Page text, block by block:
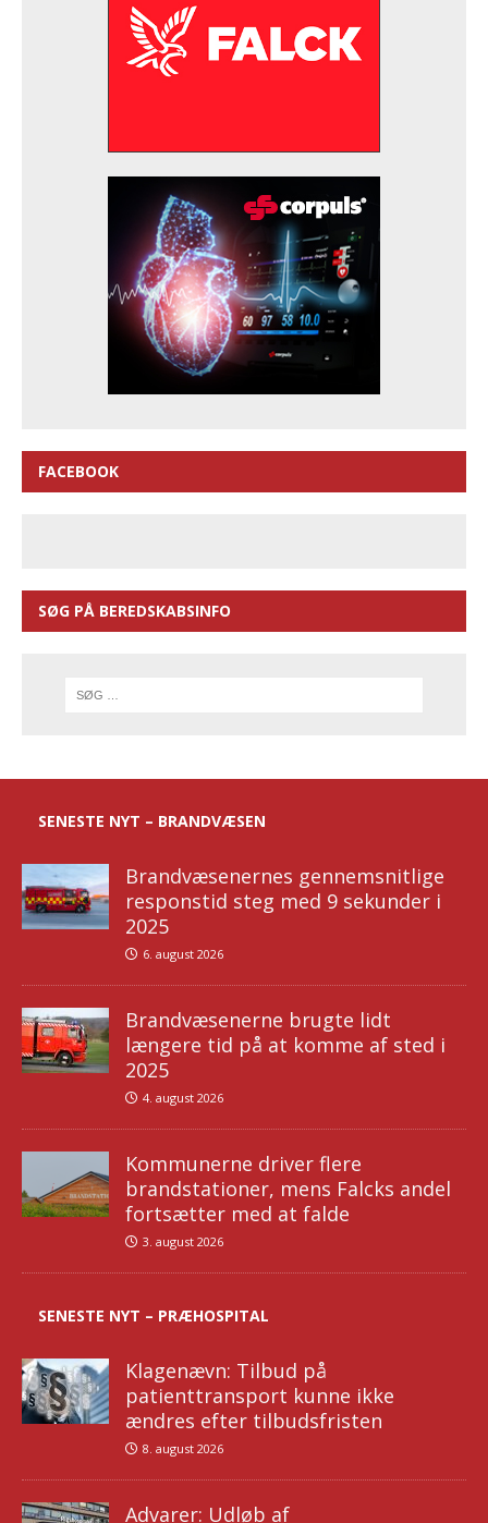
FACEBOOK
SØG PÅ BEREDSKABSINFO
SENESTE NYT – BRANDVÆSEN
Brandvæsenernes gennemsnitlige
responstid steg med 9 sekunder i
2025
6. august 2026
Brandvæsenerne brugte lidt
længere tid på at komme af sted i
2025
4. august 2026
Kommunerne driver flere
brandstationer, mens Falcks andel
fortsætter med at falde
3. august 2026
SENESTE NYT – PRÆHOSPITAL
Klagenævn: Tilbud på
patienttransport kunne ikke
ændres efter tilbudsfristen
8. august 2026
Advarer: Udløb af